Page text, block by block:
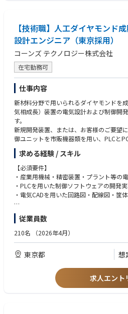
・30歳（設計経験8年/航空宇宙防衛プ
ーダー 年収：719万
・45歳（設計経験22年/航空宇宙防衛プロ
マネージャー 年収：962万
【出向先について】
自動車機器事業の分社化に伴い、三菱電
ィ株式会社）へ在籍出向となります。
（新会社出向中の賃金、福利厚生等の処
を理由にした勤務地変更はございません。
【技術職】人工ダイヤモンド
設計エンジニア（東京採用）
コーンズ テクノロジー株式会社
在宅勤務可
仕事内容
新材料分野で用いられるダイヤモンドを
気相成長）装置の電気設計および制御開
す。
新規開発装置、または、お客様のご要望
御ユニットを市販機器類を用い、PLCと
制御・操作・自動運転を実現できる方を求
【主な業務内容】
■装置設計、立ち上げ
・マイクロ波CVD装置における電源系・
想設計〜詳細設計）
・PLCおよびPCによる装置制御ソフト
■安全規格、品質対応
・海外安全規格（UL、CE、SEMI規格）
設計
・ノイズ対策（EMC/EMI）および耐ノイ
■社内、工場、顧客先での連携
・装置製造工場・顧客先工場での据付・
※出張が発生する場合がございます
求める経験 / スキル
【必須要件】
・産業用機械・精密装置・プラント等の
・PLCを用いた制御ソフトウェアの開発
・電気CADを用いた回路図・配線図・筐
【歓迎要件】
マイクロ波CVD装置そのものの経験がな
あれば即戦力として活躍いただけます。
・半導体製造装置、FPD製造装置、真空
・高周波（RF/マイクロ波）電源、高圧
■制御ソフトの知見
・C#、C++等の高耐性言語によるPC制
■規格・適合の知見
従業員数
210名 （2026年4月）
東京都 想
求人エント